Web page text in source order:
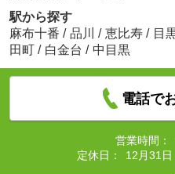
駅から探す
麻布十番 / 品川 / 恵比寿 / 目
田町 / 白金台 / 中目黒
電話で
営業時間：
定休日：
12月31